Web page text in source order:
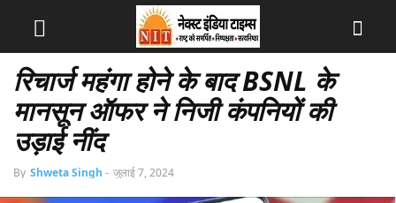
रिचार्ज महंगा होने के बाद BSNL के
मानसून ऑफर ने निजी कंपनियों की
उड़ाई नींद
By Shweta Singh - जुलाई 7, 2024